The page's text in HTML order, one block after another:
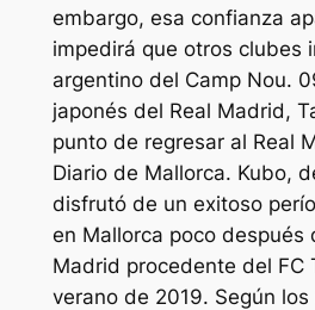
embargo, esa confianza
impedirá que otros clubes
argentino del Camp Nou.
japonés del Real Madrid,
punto de regresar al Real
Diario de Mallorca. Kubo,
disfrutó de un exitoso
en Mallorca poco después
Madrid procedente del FC
verano de 2019. Según